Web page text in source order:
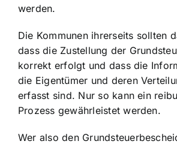
werden.
Die Kommunen ihrerseits sollten
dass die Zustellung der
korrekt erfolgt und dass die
die Eigentümer und deren
erfasst sind. Nur so kann ein
Prozess gewährleistet werden.
Wer also den